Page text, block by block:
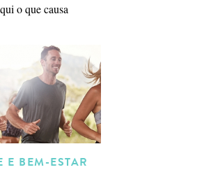
o que causa
BEM-ESTAR